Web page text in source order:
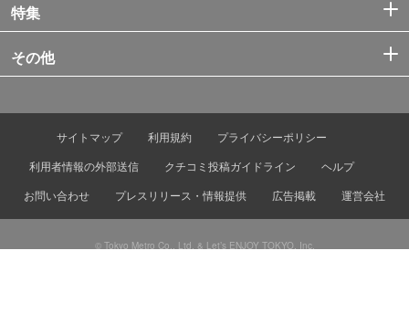
特集
その他
サイトマップ 利用規約
プライバシーポリシー
利用者情報の外部送信
クチコミ投稿ガイドライン
ヘルプ
お問い合わせ
プレスリリース・情報提供 広告掲載 運営会社
© Tokyo Metro Co., Ltd. & Let’s ENJOY TOKYO, Inc.